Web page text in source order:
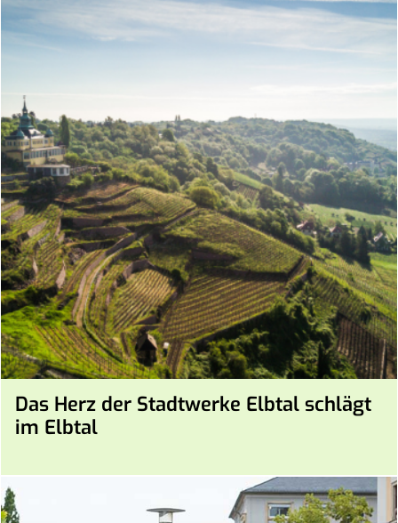
Das Herz der Stadtwerke Elbtal schlägt
im Elbtal